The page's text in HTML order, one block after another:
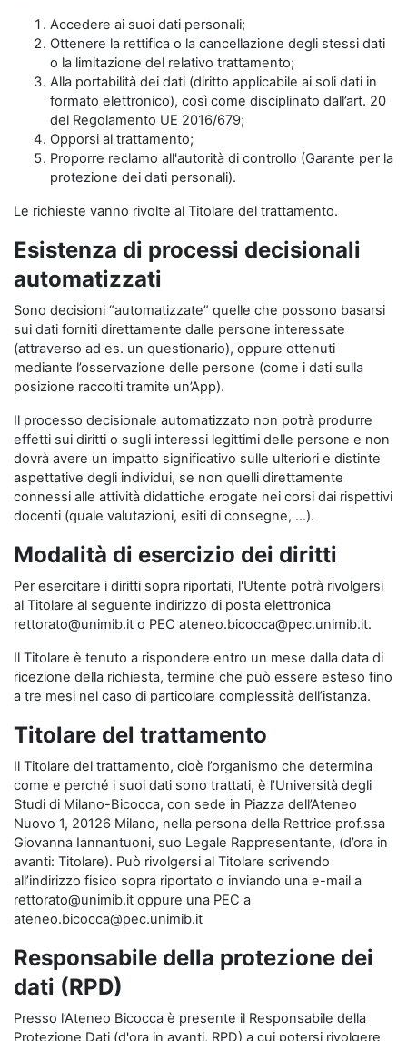
Accedere ai suoi dati personali;
Ottenere la rettifica o la cancellazione degli stessi dati
o la limitazione del relativo trattamento;
Alla portabilità dei dati (diritto applicabile ai soli dati in
formato elettronico), così come disciplinato dall’art. 20
del Regolamento UE 2016/679;
Opporsi al trattamento;
Proporre reclamo all'autorità di controllo (Garante per la
protezione dei dati personali).
Le richieste vanno rivolte al Titolare del trattamento.
Esistenza di processi decisionali
automatizzati
Sono decisioni “automatizzate” quelle che possono basarsi
sui dati forniti direttamente dalle persone interessate
(attraverso ad es. un questionario), oppure ottenuti
mediante l’osservazione delle persone (come i dati sulla
posizione raccolti tramite un’App).
Il processo decisionale automatizzato non potrà produrre
effetti sui diritti o sugli interessi legittimi delle persone e non
dovrà avere un impatto significativo sulle ulteriori e distinte
aspettative degli individui, se non quelli direttamente
connessi alle attività didattiche erogate nei corsi dai rispettivi
docenti (quale valutazioni, esiti di consegne, …).
Modalità di esercizio dei diritti
Per esercitare i diritti sopra riportati, l'Utente potrà rivolgersi
al Titolare al seguente indirizzo di posta elettronica
rettorato@unimib.it o PEC ateneo.bicocca@pec.unimib.it.
Il Titolare è tenuto a rispondere entro un mese dalla data di
ricezione della richiesta, termine che può essere esteso fino
a tre mesi nel caso di particolare complessità dell’istanza.
Titolare del trattamento
Il Titolare del trattamento, cioè l’organismo che determina
come e perché i suoi dati sono trattati, è l’Università degli
Studi di Milano-Bicocca, con sede in Piazza dell’Ateneo
Nuovo 1, 20126 Milano, nella persona della Rettrice prof.ssa
Giovanna Iannantuoni, suo Legale Rappresentante, (d’ora in
avanti: Titolare). Può rivolgersi al Titolare scrivendo
all’indirizzo fisico sopra riportato o inviando una e-mail a
rettorato@unimib.it oppure una PEC a
ateneo.bicocca@pec.unimib.it
Responsabile della protezione dei
dati (RPD)
Presso l’Ateneo Bicocca è presente il Responsabile della
Protezione Dati (d'ora in avanti, RPD) a cui potersi rivolgere